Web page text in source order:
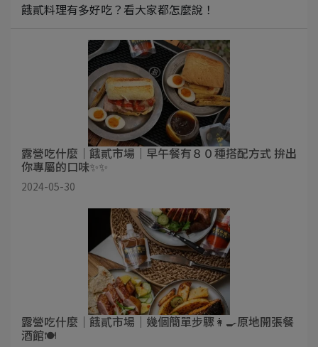
餓貳料理有多好吃？看大家都怎麼說！
露營吃什麼｜餓貳市場｜早午餐有８０種搭配方式 拚出
你專屬的口味✨✨
2024-05-30
露營吃什麼｜餓貳市場｜幾個簡單步驟👩‍🍳原地開張餐
酒館🍽